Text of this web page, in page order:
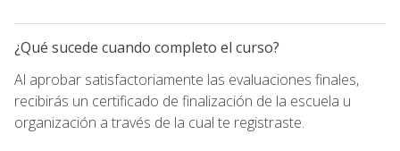
¿Qué sucede cuando completo el curso?
Al aprobar satisfactoriamente las evaluaciones finales,
recibirás un certificado de finalización de la escuela u
organización a través de la cual te registraste.